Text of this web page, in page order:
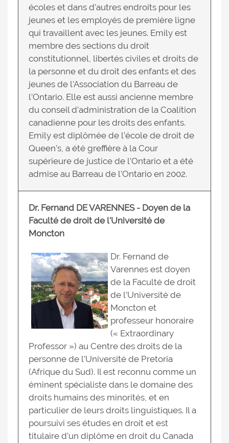
écoles et dans d’autres endroits pour les
jeunes et les employés de première ligne
qui travaillent avec les jeunes. Emily est
membre des sections du droit
constitutionnel, libertés civiles et droits de
la personne et du droit des enfants et des
jeunes de l’Association du Barreau de
l’Ontario. Elle est aussi ancienne membre
du conseil d’administration de la Coalition
canadienne pour les droits des enfants.
Emily est diplômée de l’école de droit de
Queen’s, a été greffière à la Cour
supérieure de justice de l’Ontario et a été
admise au Barreau de l’Ontario en 2002.
Dr. Fernand DE VARENNES - Doyen de la
Faculté de droit de l'Université de
Moncton
Dr. Fernand de
Varennes est doyen
de la Faculté de droit
de l’Université de
Moncton et
professeur honoraire
(« Extraordinary
Professor ») au Centre des droits de la
personne de l’Université de Pretoria
(Afrique du Sud). Il est reconnu comme un
éminent spécialiste dans le domaine des
droits humains des minorités, et en
particulier de leurs droits linguistiques. Il a
poursuivi ses études en droit et est
titulaire d’un diplôme en droit du Canada